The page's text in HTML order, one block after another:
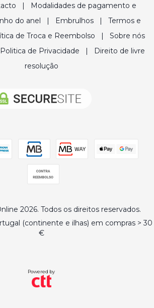
|
Modalidades de pagamento e
do anel | Embrulhos| Termos e
de Troca e Reembolso | Sobre nós
Politica de Privacidade |
Direito de livre
resolução
2026. Todos os direitos reservados.
(continente e ilhas) em compras > 30
€
Powered by